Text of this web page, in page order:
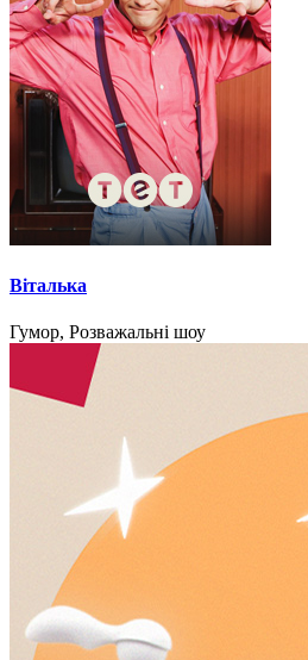
Віталька
Гумор, Розважальні шоу